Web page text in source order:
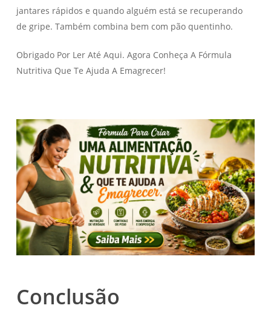
jantares rápidos e quando alguém está se recuperando
de gripe. Também combina bem com pão quentinho.
Obrigado Por Ler Até Aqui. Agora Conheça A Fórmula
Nutritiva Que Te Ajuda A Emagrecer!
Conclusão